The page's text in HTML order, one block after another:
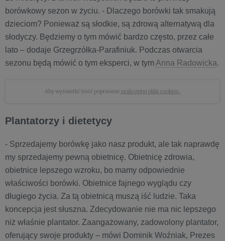
borówkowy sezon w życiu. - Dlaczego borówki tak smakują
dzieciom? Ponieważ są słodkie, są zdrową alternatywą dla
słodyczy. Będziemy o tym mówić bardzo często, przez całe
lato – dodaje Grzegrzółka-Parafiniuk. Podczas otwarcia
sezonu będą mówić o tym eksperci, w tym Anna Radowicka.
Aby wyświetlić treść poprawnie zaakceptuj pliki cookies.
Plantatorzy i dietetycy
- Sprzedajemy borówkę jako nasz produkt, ale tak naprawdę
my sprzedajemy pewną obietnicę. Obietnicę zdrowia,
obietnice lepszego wzroku, bo mamy odpowiednie
właściwości borówki. Obietnice fajnego wyglądu czy
długiego życia. Za tą obietnicą muszą iść ludzie. Taka
koncepcja jest słuszna. Zdecydowanie nie ma nic lepszego
niż właśnie plantator. Zaangażowany, zadowolony plantator,
oferujący swoje produkty – mówi Dominik Woźniak, Prezes